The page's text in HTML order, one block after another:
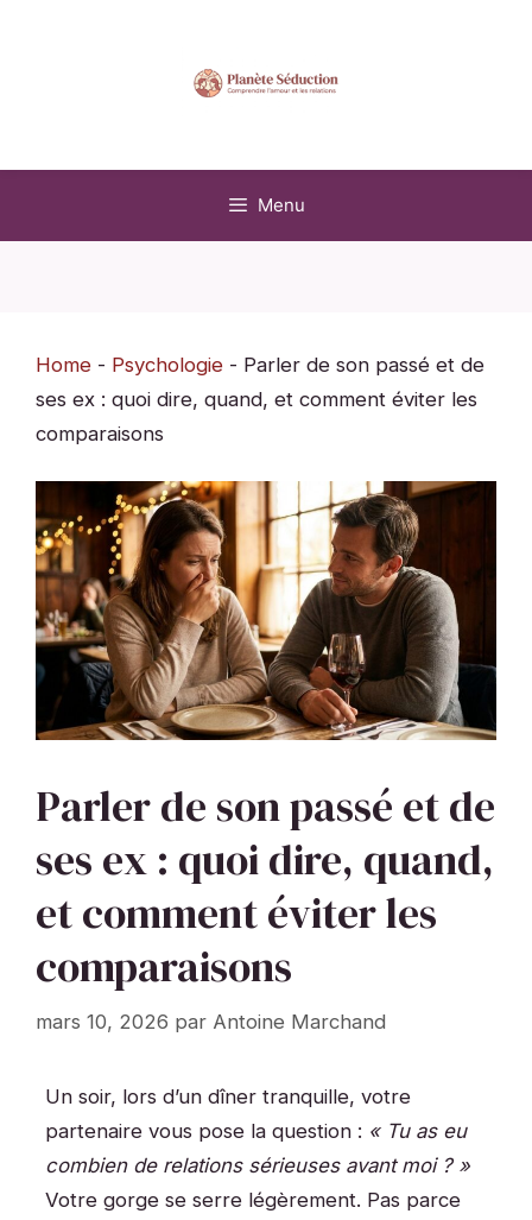
Menu
Home - Psychologie - Parler de son passé et de
ses ex : quoi dire, quand, et comment éviter les
comparaisons
Parler de son passé et de
ses ex : quoi dire, quand,
et comment éviter les
comparaisons
mars 10, 2026 par Antoine Marchand
Un soir, lors d’un dîner tranquille, votre
partenaire vous pose la question : « Tu as eu
combien de relations sérieuses avant moi ? »
Votre gorge se serre légèrement. Pas parce